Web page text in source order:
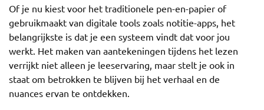
Of je nu kiest voor het traditionele pen-en-papier of
gebruikmaakt van digitale tools zoals notitie-apps, het
belangrijkste is dat je een systeem vindt dat voor jou
werkt. Het maken van aantekeningen tijdens het lezen
verrijkt niet alleen je leeservaring, maar stelt je ook in
staat om betrokken te blijven bij het verhaal en de
nuances ervan te ontdekken.